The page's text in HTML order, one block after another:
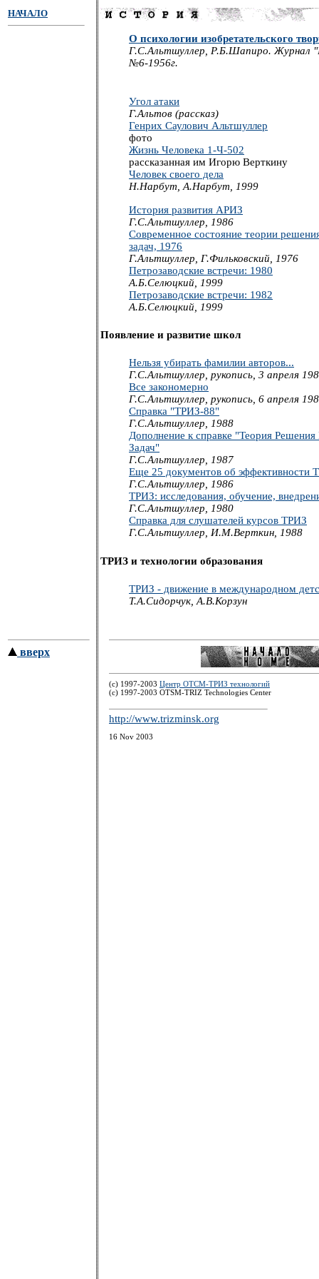
НАЧАЛО
О психологии изобретательского
Г.С.Альтшуллер, Р.Б.Шапиро. Журнал
№6-1956г.
Угол атаки
Г.Альтов (рассказ)
Генрих Саулович Альтшуллер
фото
Жизнь Человека 1-Ч-502
рассказанная им Игорю Верткину
Человек своего дела
Н.Нарбут, А.Нарбут, 1999
История развития АРИЗ
Г.С.Альтшуллер, 1986
Современное состояние теории
задач, 1976
Г.Альтшуллер, Г.Фильковский, 1976
Петрозаводские встречи: 1980
А.Б.Селюцкий, 1999
Петрозаводские встречи: 1982
А.Б.Селюцкий, 1999
Появление и развитие школ
Нельзя убирать фамилии авторов...
Г.С.Альтшуллер, рукопись, 3 апреля
Все закономерно
Г.С.Альтшуллер, рукопись, 6 апреля
Справка "ТРИЗ-88"
Г.С.Альтшуллер, 1988
Дополнение к справке "Теория Решения
Задач"
Г.С.Альтшуллер, 1987
Еще 25 документов об эффективности
Г.С.Альтшуллер, 1986
ТРИЗ: исследования, обучение,
Г.С.Альтшуллер, 1980
Справка для слушателей курсов ТРИЗ
Г.С.Альтшуллер, И.М.Верткин, 1988
ТРИЗ и технологии образования
ТРИЗ - движение в международном
Т.А.Сидорчук, А.В.Корзун
вверх
(c) 1997-2003 Центр ОТСМ-ТРИЗ технологий
(с) 1997-2003 OTSM-TRIZ Technologies Center
http://www.trizminsk.org
16 Nov 2003